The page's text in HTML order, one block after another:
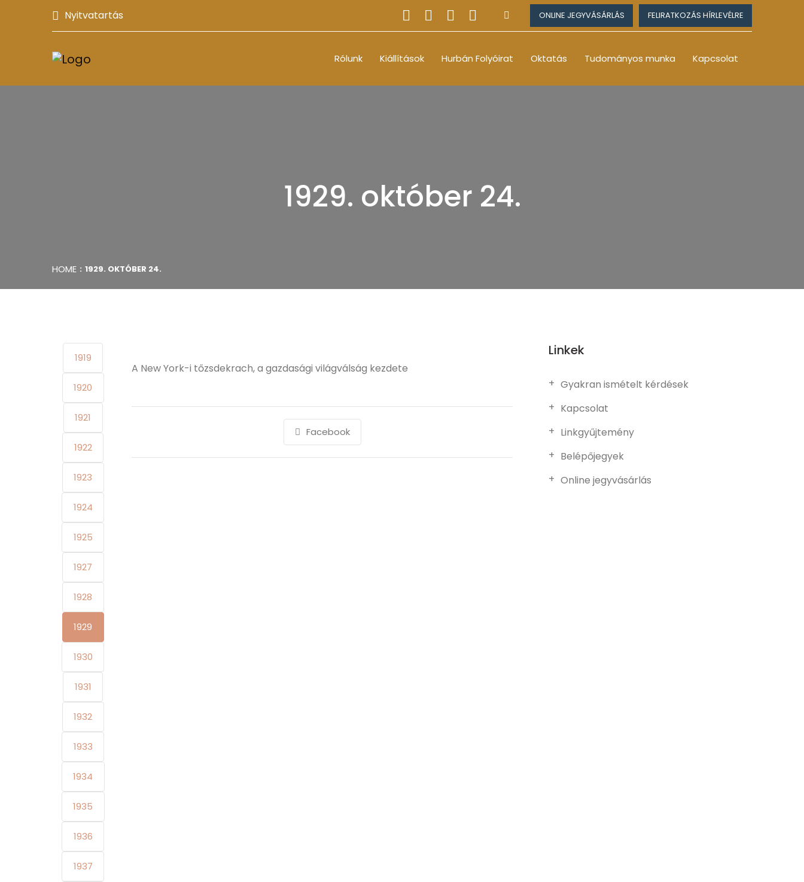
Nyitvatartás ONLINE JEGYVÁSÁRLÁS FELIRATKOZÁS HÍRLEVÉLRE
Rólunk Kiállítások Hurbán Folyóirat Oktatás Tudományos munka Kapcsolat
1929. október 24.
HOME 1929. OKTÓBER 24.
1919
1920
1921
1922
1923
1924
1925
1927
1928
1929
1930
1931
1932
1933
1934
1935
1936
1937
A New York-i tőzsdekrach, a gazdasági világválság kezdete
Facebook
Linkek
Gyakran ismételt kérdések
Kapcsolat
Linkgyűjtemény
Belépőjegyek
Online jegyvásárlás